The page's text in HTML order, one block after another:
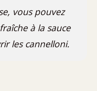
vous pouvez
à la sauce
les cannelloni.